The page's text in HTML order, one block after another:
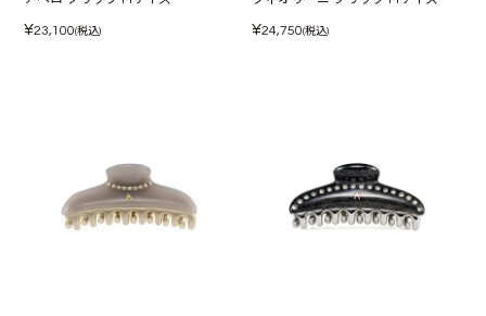
¥23,100(税込) ¥24,750(税込)